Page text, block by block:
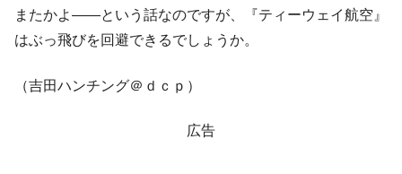
ータセンター整備」⇒ だから無理だってば。
『Money1』
JPモルガン「韓国レバレッジETFの清算は
『Money1』
韓国『国民年金公団』株価暴落で200兆蒸
韓国政府「ニセＫ-ブランドを通報しようキ
またかよ――という話なのですが、『ティーウェイ航空』
はぶっ飛びを回避できるでしょうか。
（吉田ハンチング＠ｄｃｐ）
広告